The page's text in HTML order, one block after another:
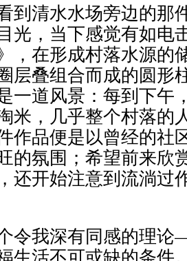
到清水水场旁边的那
光，当下感觉有如电
，在形成村落水源的
层叠组合而成的圆形
一道风景：每到下午
米，几乎整个村落的
作品便是以曾经的社
的氛围；希望前来欣
还开始注意到流淌过
令我深有同感的理
生活不可或缺的条件